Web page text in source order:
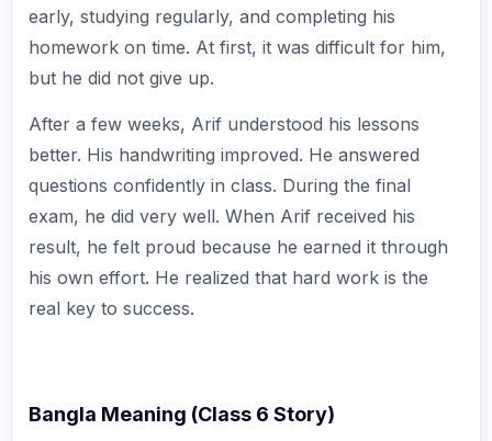
early, studying regularly, and completing his
homework on time. At first, it was difficult for him,
but he did not give up.
After a few weeks, Arif understood his lessons
better. His handwriting improved. He answered
questions confidently in class. During the final
exam, he did very well. When Arif received his
result, he felt proud because he earned it through
his own effort. He realized that hard work is the
real key to success.
Bangla Meaning (Class 6 Story)